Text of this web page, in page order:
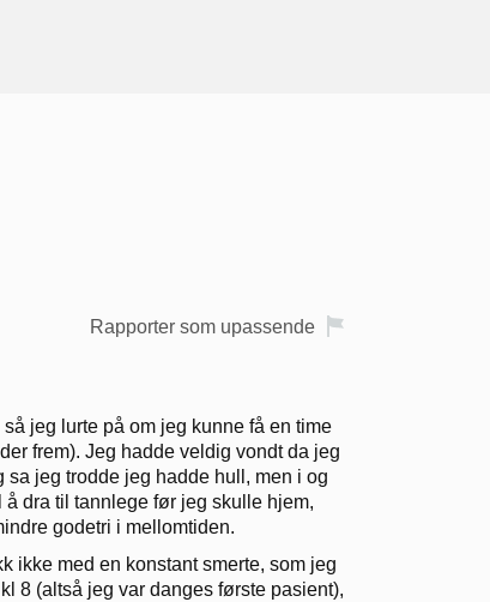
Rapporter som upassende
jeg lurte på om jeg kunne få en time
frem). Jeg hadde veldig vondt da jeg
jeg trodde jeg hadde hull, men i og
dra til tannlege før jeg skulle hjem,
godetri i mellomtiden.
ikke med en konstant smerte, som jeg
8 (altså jeg var danges første pasient),